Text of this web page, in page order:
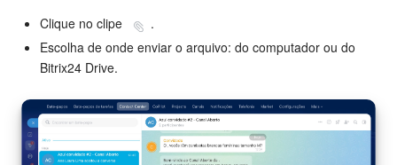
Clique no clipe
.
Escolha de onde enviar o arquivo: do computador ou do
Bitrix24 Drive.